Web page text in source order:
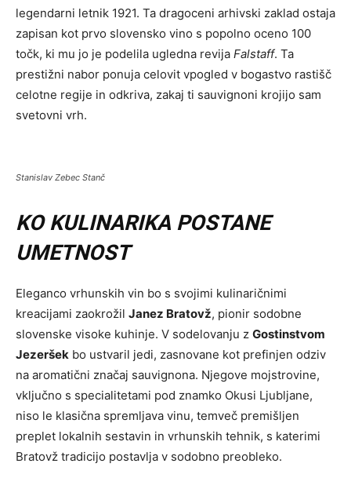
legendarni letnik 1921. Ta dragoceni arhivski zaklad ostaja
zapisan kot prvo slovensko vino s popolno oceno 100
točk, ki mu jo je podelila ugledna revija Falstaff. Ta
prestižni nabor ponuja celovit vpogled v bogastvo rastišč
celotne regije in odkriva, zakaj ti sauvignoni krojijo sam
svetovni vrh.
Stanislav Zebec Stanč
KO KULINARIKA POSTANE
UMETNOST
Eleganco vrhunskih vin bo s svojimi kulinaričnimi
kreacijami zaokrožil Janez Bratovž, pionir sodobne
slovenske visoke kuhinje. V sodelovanju z Gostinstvom
Jezeršek bo ustvaril jedi, zasnovane kot prefinjen odziv
na aromatični značaj sauvignona. Njegove mojstrovine,
vključno s specialitetami pod znamko Okusi Ljubljane,
niso le klasična spremljava vinu, temveč premišljen
preplet lokalnih sestavin in vrhunskih tehnik, s katerimi
Bratovž tradicijo postavlja v sodobno preobleko.